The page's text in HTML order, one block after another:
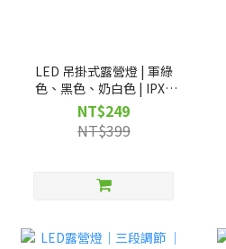
LED 吊掛式露營燈 | 軍綠
色、黑色、奶白色 | IPX4
防水、金屬掛勾、Type-C
充電 | D53101
NT$249
NT$399